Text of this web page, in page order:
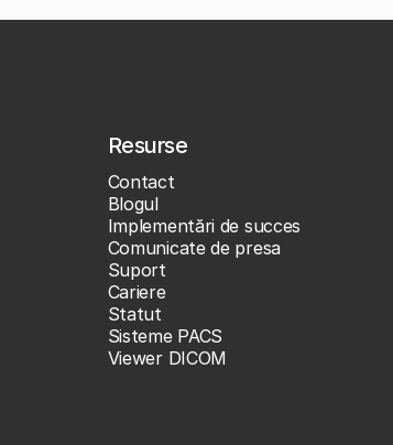
Resurse
Contact
Blogul
Implementări de succes
Comunicate de presa
Suport
Cariere
Statut
Sisteme PACS
Viewer DICOM